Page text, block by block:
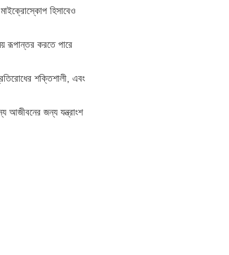
মাইক্রোস্কোপ হিসাবেও
রূপান্তর করতে পারে
শক্তিশালী, এবং
আজীবনের জন্য যন্ত্রাংশ